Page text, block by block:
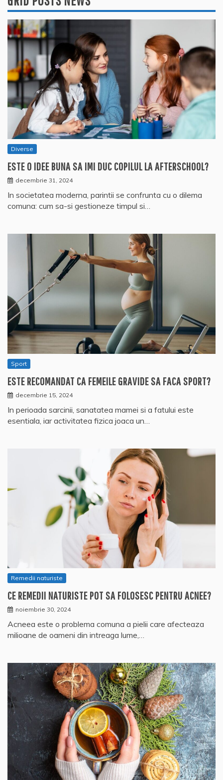
Diverse
ESTE O IDEE BUNA SA IMI DUC COPILUL LA AFTERSCHOOL?
decembrie 31, 2024
In societatea moderna, parintii se confrunta cu o dilema
comuna: cum sa-si gestioneze timpul si…
Sport
ESTE RECOMANDAT CA FEMEILE GRAVIDE SA FACA SPORT?
decembrie 15, 2024
In perioada sarcinii, sanatatea mamei si a fatului este
esentiala, iar activitatea fizica joaca un…
Remedii naturiste
CE REMEDII NATURISTE POT SA FOLOSESC PENTRU ACNEE?
noiembrie 30, 2024
Acneea este o problema comuna a pielii care afecteaza
milioane de oameni din intreaga lume,…